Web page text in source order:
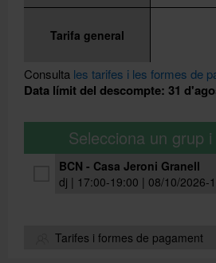
Tarifa general
Consulta les tarifes i les formes de
Data límit del
Selecciona un grup
BCN - Casa Jeroni Granell
dj | 17:00-19:00 | 08/10/2026-
Inscripcio:de l'1 de juny al
Tarifes i formes de pagament